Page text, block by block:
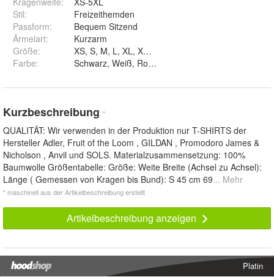
Stil:
Freizeithemden
Passform:
Bequem Sitzend
Ärmelart:
Kurzarm
Größe:
Farbe:
Kurzbeschreibung *
QUALITÄT: Wir verwenden in der Produktion nur T-SHIRTS der
Hersteller Adler, Fruit of the Loom , GILDAN , Promodoro James &
Nicholson , Anvil und SOLS. Materialzusammensetzung: 100%
Baumwolle Größentabelle: Größe: Weite Breite (Achsel zu Achsel):
Länge ( Gemessen von Kragen bis Bund): S 45 cm 69... Mehr
* maschinell aus der Artikelbeschreibung erstellt
Artikelbeschreibung anzeigen
Platin